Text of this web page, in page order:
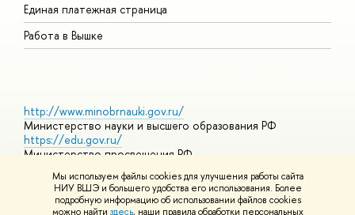
Мы используем файлы cookies для улучшения работы сайта
НИУ ВШЭ и большего удобства его использования. Более
подробную информацию об использовании файлов cookies
можно найти здесь, наши правила обработки персональных
Единая платежная страница
Работа в Вышке
http://www.minobrnauki.gov.ru/
Министерство науки и высшего образования РФ
https://edu.gov.ru/
Министерство просвещения РФ
Массовые открытые онлайн-курсы